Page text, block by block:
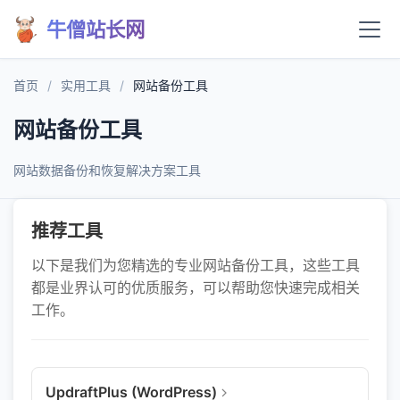
牛僧站长网
首页 / 实用工具 / 网站备份工具
网站备份工具
网站数据备份和恢复解决方案工具
推荐工具
以下是我们为您精选的专业网站备份工具，这些工具
都是业界认可的优质服务，可以帮助您快速完成相关
工作。
UpdraftPlus (WordPress)